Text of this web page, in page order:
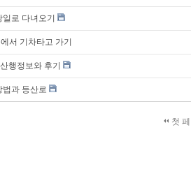
로 다녀오기
서 기차타고 가기
행정보와 후기
법과 등산로
첫